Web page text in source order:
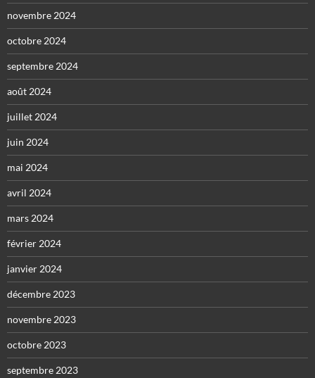
novembre 2024
octobre 2024
septembre 2024
août 2024
juillet 2024
juin 2024
mai 2024
avril 2024
mars 2024
février 2024
janvier 2024
décembre 2023
novembre 2023
octobre 2023
septembre 2023